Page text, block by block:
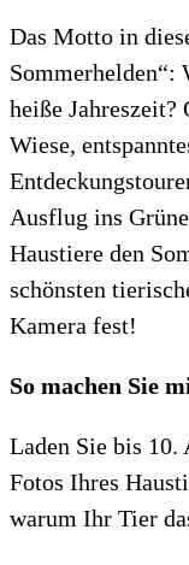
Das Motto in
heiße Jahreszeit?
Wiese,
Ausflug ins
Haustiere den
schönsten
Kamera fest!
So machen Sie
Laden Sie bis 10.
Fotos Ihres
warum Ihr Tier